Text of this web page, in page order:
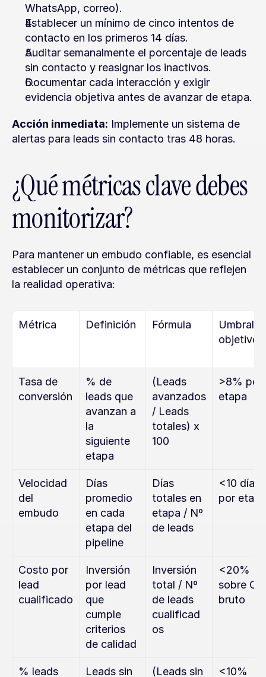
WhatsApp, correo).
Establecer un mínimo de cinco intentos de
contacto en los primeros 14 días.
Auditar semanalmente el porcentaje de leads
sin contacto y reasignar los inactivos.
Documentar cada interacción y exigir
evidencia objetiva antes de avanzar de etapa.
Acción inmediata: Implemente un sistema de
alertas para leads sin contacto tras 48 horas.
¿Qué métricas clave debes
monitorizar?
Para mantener un embudo confiable, es esencial
establecer un conjunto de métricas que reflejen
la realidad operativa:
Métrica Definición Fórmula
Umbral
objetivo
Tasa de
conversión
% de
leads que
avanzan a
la
siguiente
etapa
(Leads
avanzados
/ Leads
totales) x
100
>8% por
etapa
Velocidad
del
embudo
Días
promedio
en cada
etapa del
pipeline
Días
totales en
etapa / Nº
de leads
<10 días
por etapa
Costo por
lead
cualificado
Inversión
por lead
que
cumple
criterios
de calidad
Inversión
total / Nº
de leads
cualificad
os
<20%
sobre
bruto
% leads Leads sin (Leads sin <10%